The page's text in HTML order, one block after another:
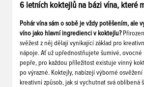
6 letních koktejlů na bázi vína, které
Pohár vína sám o sobě je vždy potěšením, ale
víno jako hlavní ingredienci v koktejlu?
svěžest z něj dělají vynikající základ pro
nápoje. Ať už upřednostňujete šumivé, ovocné
pepře, pro každou příležitost existuje vinný
po výrazné. Koktejly, nabízejí výborné
kreativní způsob, jak si vychutnat svá oblíbená